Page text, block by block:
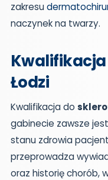
zakresu
naczynek na twarzy.
Łodzi
Kwalifikacja do
gabinecie zawsze
stanu zdrowia
przeprowadza
oraz historię chorób,